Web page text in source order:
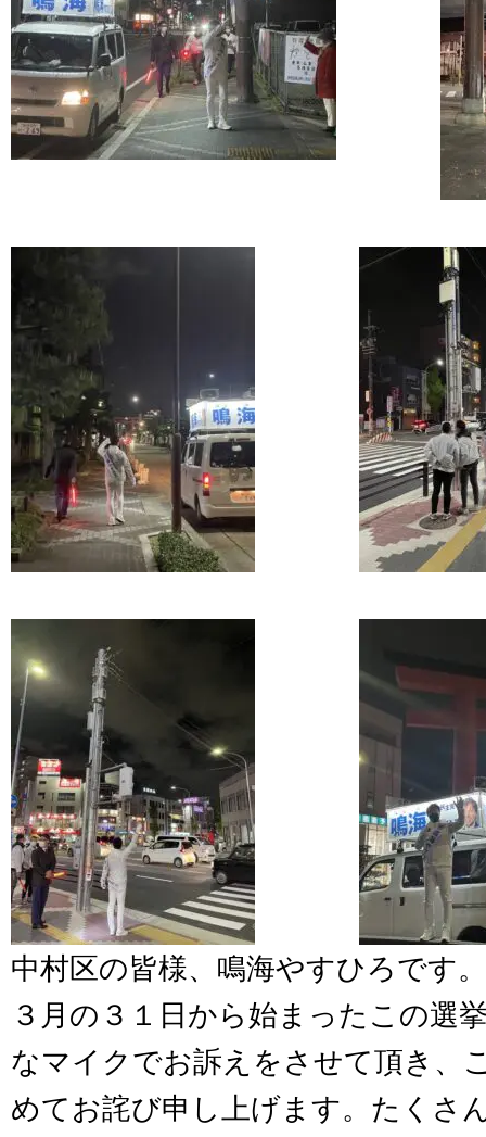
中村区の皆様、鳴海やすひろです。
３月の３１日から始まったこの選
なマイクでお訴えをさせて頂き、
めてお詫び申し上げます。たくさ